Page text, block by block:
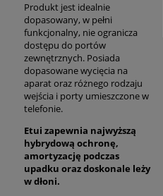
Produkt jest idealnie
dopasowany, w pełni
funkcjonalny, nie ogranicza
dostępu do portów
zewnętrznych. Posiada
dopasowane wycięcia na
aparat oraz różnego rodzaju
wejścia i porty umieszczone w
telefonie.
Etui zapewnia najwyższą
hybrydową ochronę,
amortyzację podczas
upadku orazdoskonale leży
w dłoni.